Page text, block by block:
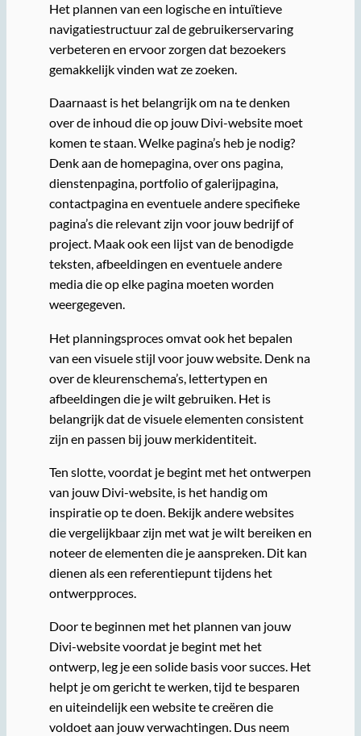
Het plannen van een logische en intuïtieve
navigatiestructuur zal de gebruikerservaring
verbeteren en ervoor zorgen dat bezoekers
gemakkelijk vinden wat ze zoeken.
Daarnaast is het belangrijk om na te denken
over de inhoud die op jouw Divi-website moet
komen te staan. Welke pagina’s heb je nodig?
Denk aan de homepagina, over ons pagina,
dienstenpagina, portfolio of galerijpagina,
contactpagina en eventuele andere specifieke
pagina’s die relevant zijn voor jouw bedrijf of
project. Maak ook een lijst van de benodigde
teksten, afbeeldingen en eventuele andere
media die op elke pagina moeten worden
weergegeven.
Het planningsproces omvat ook het bepalen
van een visuele stijl voor jouw website. Denk na
over de kleurenschema’s, lettertypen en
afbeeldingen die je wilt gebruiken. Het is
belangrijk dat de visuele elementen consistent
zijn en passen bij jouw merkidentiteit.
Ten slotte, voordat je begint met het ontwerpen
van jouw Divi-website, is het handig om
inspiratie op te doen. Bekijk andere websites
die vergelijkbaar zijn met wat je wilt bereiken en
noteer de elementen die je aanspreken. Dit kan
dienen als een referentiepunt tijdens het
ontwerpproces.
Door te beginnen met het plannen van jouw
Divi-website voordat je begint met het
ontwerp, leg je een solide basis voor succes. Het
helpt je om gericht te werken, tijd te besparen
en uiteindelijk een website te creëren die
voldoet aan jouw verwachtingen. Dus neem